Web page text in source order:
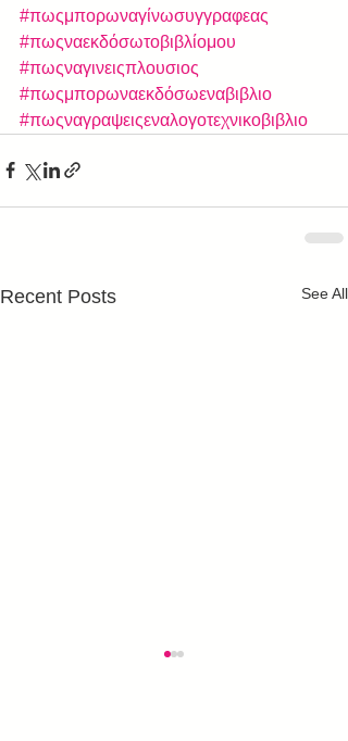
#πωςμπορωναγίνωσυγγραφεας
#πωςναεκδόσωτοβιβλίομου
#πωςναγινειςπλουσιος
#πωςμπορωναεκδόσωεναβιβλιο
#πωςναγραψειςεναλογοτεχνικοβιβλιο
Recent Posts See All